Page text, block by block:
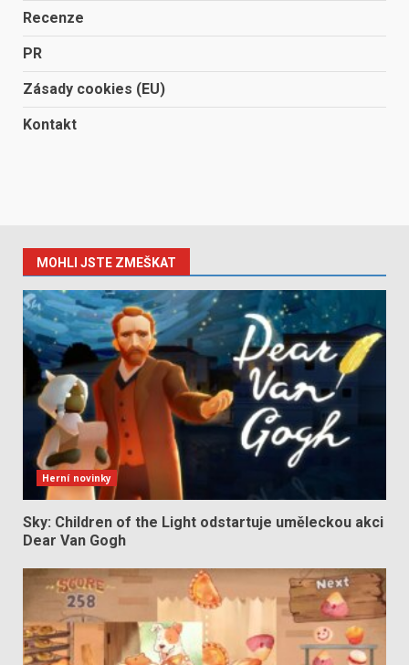
Recenze
PR
Zásady cookies (EU)
Kontakt
MOHLI JSTE ZMEŠKAT
Herní novinky
Sky: Children of the Light odstartuje uměleckou akci
Dear Van Gogh